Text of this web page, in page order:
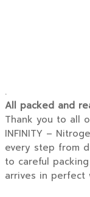
.
All packed and
Thank you to all
INFINITY –
every step from
to careful
arrives in perfect